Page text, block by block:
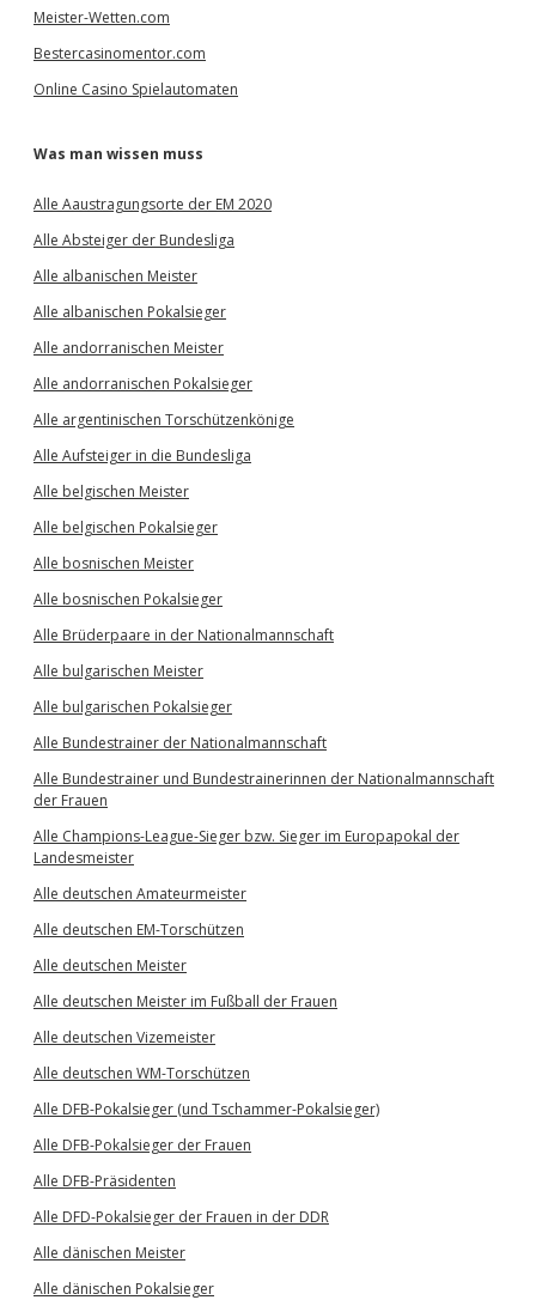
Meister-Wetten.com
Bestercasinomentor.com
Online Casino Spielautomaten
Was man wissen muss
Alle Aaustragungsorte der EM 2020
Alle Absteiger der Bundesliga
Alle albanischen Meister
Alle albanischen Pokalsieger
Alle andorranischen Meister
Alle andorranischen Pokalsieger
Alle argentinischen Torschützenkönige
Alle Aufsteiger in die Bundesliga
Alle belgischen Meister
Alle belgischen Pokalsieger
Alle bosnischen Meister
Alle bosnischen Pokalsieger
Alle Brüderpaare in der Nationalmannschaft
Alle bulgarischen Meister
Alle bulgarischen Pokalsieger
Alle Bundestrainer der Nationalmannschaft
Alle Bundestrainer und Bundestrainerinnen der Nationalmannschaft
der Frauen
Alle Champions-League-Sieger bzw. Sieger im Europapokal der
Landesmeister
Alle deutschen Amateurmeister
Alle deutschen EM-Torschützen
Alle deutschen Meister
Alle deutschen Meister im Fußball der Frauen
Alle deutschen Vizemeister
Alle deutschen WM-Torschützen
Alle DFB-Pokalsieger (und Tschammer-Pokalsieger)
Alle DFB-Pokalsieger der Frauen
Alle DFB-Präsidenten
Alle DFD-Pokalsieger der Frauen in der DDR
Alle dänischen Meister
Alle dänischen Pokalsieger